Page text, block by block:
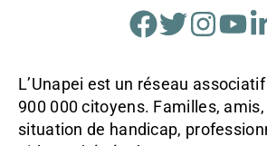
FacebookTwitterInstagram
L’Unapei est un réseau
900 000 citoyens. Familles,
situation de handicap,